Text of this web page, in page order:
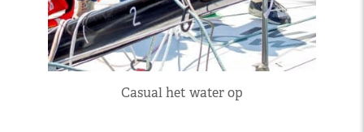
Casual het water op